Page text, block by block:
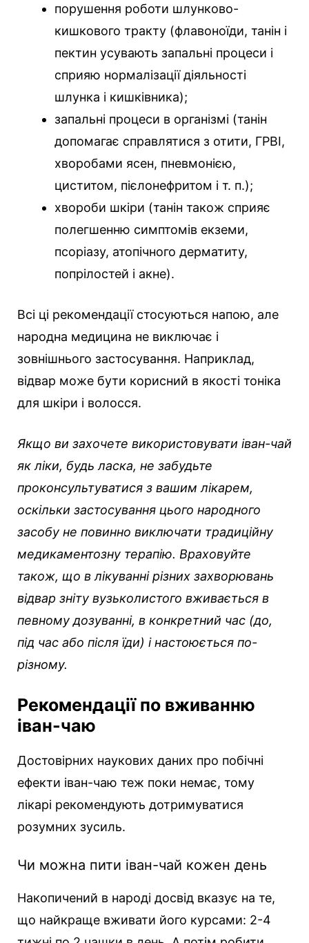
порушення роботи шлунково-
кишкового тракту (флавоноїди, танін і
пектин усувають запальні процеси і
сприяю нормалізації діяльності
шлунка і кишківника);
запальні процеси в організмі (танін
допомагає справлятися з отити, ГРВІ,
хворобами ясен, пневмонією,
циститом, пієлонефритом і т. п.);
хвороби шкіри (танін також сприяє
полегшенню симптомів екземи,
псоріазу, атопічного дерматиту,
попрілостей і акне).
Всі ці рекомендації стосуються напою, але
народна медицина не виключає і
зовнішнього застосування. Наприклад,
відвар може бути корисний в якості тоніка
для шкіри і волосся.
Якщо ви захочете використовувати іван-чай
як ліки, будь ласка, не забудьте
проконсультуватися з вашим лікарем,
оскільки застосування цього народного
засобу не повинно виключати традиційну
медикаментозну терапію. Враховуйте
також, що в лікуванні різних захворювань
відвар зніту вузьколистого вживається в
певному дозуванні, в конкретний час (до,
під час або після їди) і настоюється по-
різному.
Рекомендації по вживанню
іван-чаю
Достовірних наукових даних про побічні
ефекти іван-чаю теж поки немає, тому
лікарі рекомендують дотримуватися
розумних зусиль.
Чи можна пити іван-чай кожен день
Накопичений в народі досвід вказує на те,
що найкраще вживати його курсами: 2-4